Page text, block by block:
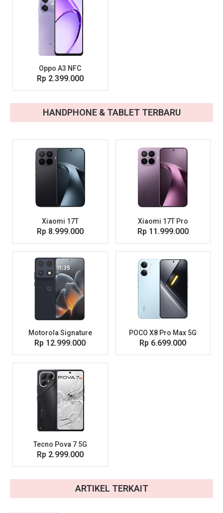
Oppo A3 NFC
Rp 2.399.000
HANDPHONE & TABLET TERBARU
Xiaomi 17T
Rp 8.999.000
Xiaomi 17T Pro
Rp 11.999.000
Motorola Signature
Rp 12.999.000
POCO X8 Pro Max 5G
Rp 6.699.000
Tecno Pova 7 5G
Rp 2.999.000
ARTIKEL TERKAIT